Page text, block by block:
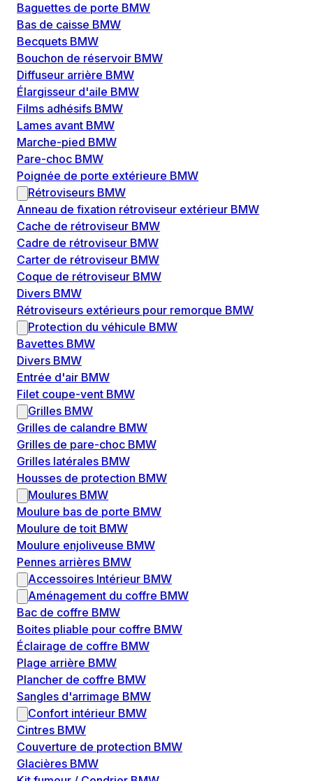
Baguettes de porte BMW
Bas de caisse BMW
Becquets BMW
Bouchon de réservoir BMW
Diffuseur arrière BMW
Élargisseur d'aile BMW
Films adhésifs BMW
Lames avant BMW
Marche-pied BMW
Pare-choc BMW
Poignée de porte extérieure BMW
Rétroviseurs BMW
Anneau de fixation rétroviseur extérieur BMW
Cache de rétroviseur BMW
Cadre de rétroviseur BMW
Carter de rétroviseur BMW
Coque de rétroviseur BMW
Divers BMW
Rétroviseurs extérieurs pour remorque BMW
Protection du véhicule BMW
Bavettes BMW
Divers BMW
Entrée d'air BMW
Filet coupe-vent BMW
Grilles BMW
Grilles de calandre BMW
Grilles de pare-choc BMW
Grilles latérales BMW
Housses de protection BMW
Moulures BMW
Moulure bas de porte BMW
Moulure de toit BMW
Moulure enjoliveuse BMW
Pennes arrières BMW
Accessoires Intérieur BMW
Aménagement du coffre BMW
Bac de coffre BMW
Boites pliable pour coffre BMW
Éclairage de coffre BMW
Plage arrière BMW
Plancher de coffre BMW
Sangles d'arrimage BMW
Confort intérieur BMW
Cintres BMW
Couverture de protection BMW
Glacières BMW